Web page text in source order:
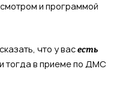
и программой
что у васесть
и тогда в приеме по ДМС